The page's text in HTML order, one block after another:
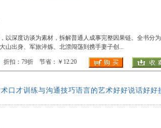
以深度访谈为素材，拆解普通人成事完整因果链。全书分
山出身、军旅淬炼、北漂闯荡到携手妻子创 ...
折扣：79折 节省：￥12.20
口才训练与沟通技巧语言的艺术好好说话好好